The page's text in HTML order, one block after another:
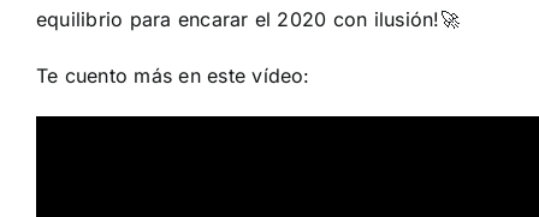
equilibrio para encarar el 2020 con ilusión!🚀
Te cuento más en este vídeo: